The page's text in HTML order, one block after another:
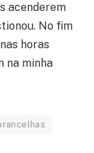
acenderem
No fim
horas
na minha